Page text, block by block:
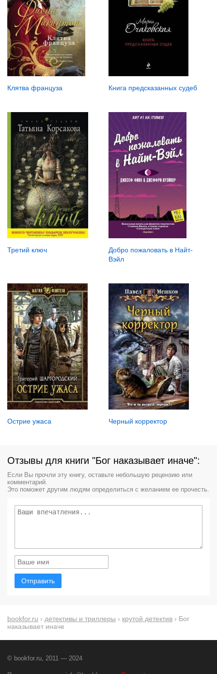
Клятва француза Книга предсказанных судеб
Третий ключ
Добро пожаловать в Найт-
Вэйл
Острие ужаса Черный корректор
Отзывы для книги "Бог наказывает иначе":
Если Вы прочли эту книгу, оставьте небольшую рецензию или
комментарий.
Это поможет другим людям определиться с желанием ее прочесть.
Отправить
bookfor.ru › детективы и триллеры › крутой детектив › Бог
наказывает иначе
© bookfor.ru, 2011 — 2024